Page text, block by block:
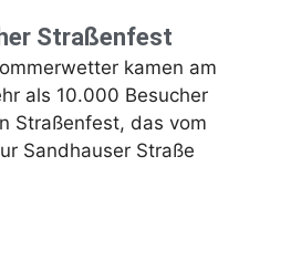
Straßenfest
kamen am
als 10.000 Besucher
Straßenfest, das vom
Sandhauser Straße